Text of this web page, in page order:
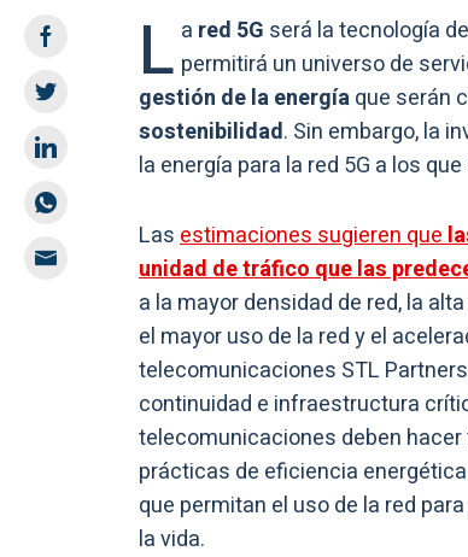
L a red 5G será la tecnología
permitirá un universo de
gestión de la energíaque serán
sostenibilidad. Sin embargo, la
la energía para la red 5G a los
Lasestimaciones sugieren que
unidad de tráfico que las
a la mayor densidad de red, la
el mayor uso de la red y el
telecomunicaciones STL
continuidad e infraestructura
telecomunicaciones deben
prácticas de eficiencia
que permitan el uso de la red
la vida.